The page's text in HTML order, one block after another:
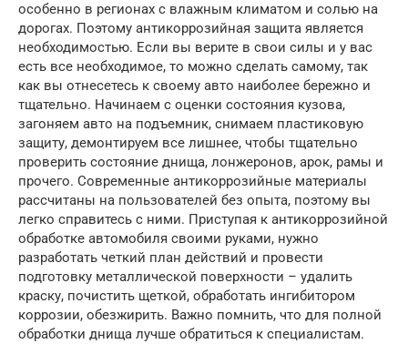
особенно в регионах с влажным климатом и солью на
дорогах. Поэтому антикоррозийная защита является
необходимостью. Если вы верите в свои силы и у вас
есть все необходимое, то можно сделать самому, так
как вы отнесетесь к своему авто наиболее бережно и
тщательно. Начинаем с оценки состояния кузова,
загоняем авто на подъемник, снимаем пластиковую
защиту, демонтируем все лишнее, чтобы тщательно
проверить состояние днища, лонжеронов, арок, рамы и
прочего. Современные антикоррозийные материалы
рассчитаны на пользователей без опыта, поэтому вы
легко справитесь с ними. Приступая к антикоррозийной
обработке автомобиля своими руками, нужно
разработать четкий план действий и провести
подготовку металлической поверхности – удалить
краску, почистить щеткой, обработать ингибитором
коррозии, обезжирить. Важно помнить, что для полной
обработки днища лучше обратиться к специалистам.